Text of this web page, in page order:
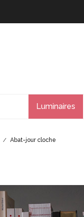
Luminaires
Abat-jour cloche